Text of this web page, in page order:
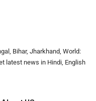
Bihar, Jharkhand, World:
latest news in Hindi, English